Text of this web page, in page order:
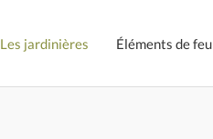
Les jardinières Éléments de feu